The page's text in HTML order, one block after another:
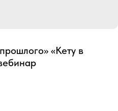
«Кету в